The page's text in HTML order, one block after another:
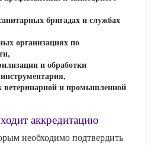
бригадах и службах
организациях по
и обработки
ветеринарной и промышленной
аккредитацию
необходимо подтвердить